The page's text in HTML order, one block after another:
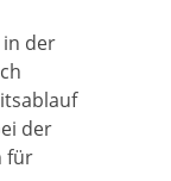
der
der
für